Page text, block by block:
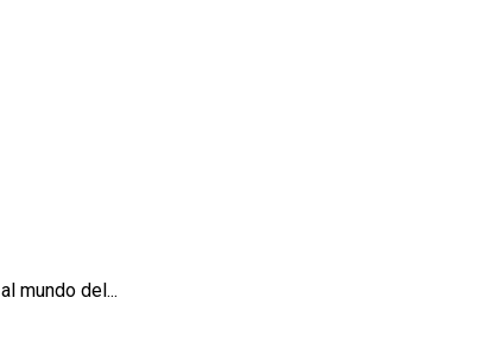
mundo del...